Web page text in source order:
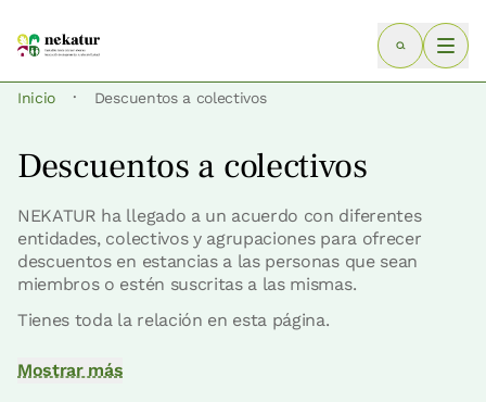
Inicio · Descuentos a colectivos
Descuentos a colectivos
NEKATUR ha llegado a un acuerdo con diferentes
entidades, colectivos y agrupaciones para ofrecer
descuentos en estancias a las personas que sean
miembros o estén suscritas a las mismas.
Tienes toda la relación en esta página.
Mostrar más